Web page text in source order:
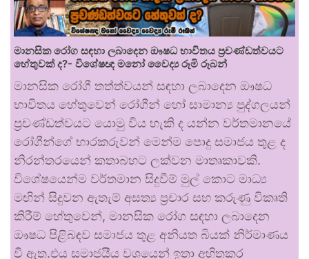
මානසික රෝග සඳහා ලබාදෙන ඖෂධ භාවිතය ප්‍රචණ්ඩත්වයට
හේතුවක් ද?- විශේෂඥ මනෝ වෛද්‍ය රූමි රූබන්
මානසික රෝගී තත්ත්වයන් සඳහා ලබාදෙන ඖෂධ
භාවිතය හේතුවෙන් රෝගීන් හෝ සාමාන්‍ය පුද්ගලයන්
ප්‍රචණ්ඩත්වයට යොමු විය හැකි ද යන්න වර්තමානයේ
රෝගීන්ගේ භාරකරුවන් මෙන්ම පොදු සමාජය තුළ ද
නිරන්තරයෙන් කතාබහට ලක්වන මාතෘකාවකි.
විශේෂයෙන්ම වර්තමාන සිදුවීම් මුල් කොට මාධ්‍ය
මඟින් සිදුවන ඇතැම් අසත්‍ය ප්‍රචාර සහ කරුණු විකෘති
කිරීම් හේතුවෙන්, මානසික රෝග සඳහා ලබාදෙන
ඖෂධ පිළිබඳව සමාජය තුළ අනියත බියක් නිර්මාණය
වී ඇත.එය සමාජයීය වශයෙන් ඉතා අහිතකර